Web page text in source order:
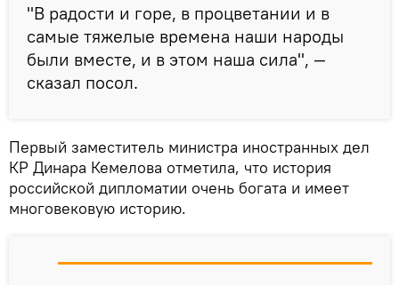
"В радости и горе, в процветании и в
самые тяжелые времена наши народы
были вместе, и в этом наша сила", —
сказал посол.
Первый заместитель министра иностранных дел
КР Динара Кемелова отметила, что история
российской дипломатии очень богата и имеет
многовековую историю.